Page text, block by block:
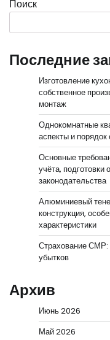
Поиск
Последние
Изготовление
собственное
монтаж
Однокомнатные
аспекты и
Основные
учёта, подготовки
законодательства
Алюминиевый
конструкция,
характеристики
Страхование СМР:
убытков
Архив
Июнь 2026
Май 2026